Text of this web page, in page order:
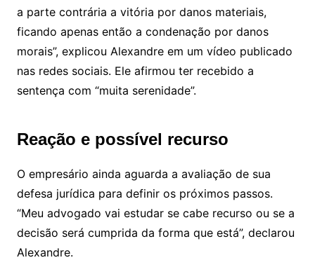
a parte contrária a vitória por danos materiais,
ficando apenas então a condenação por danos
morais”, explicou Alexandre em um vídeo publicado
nas redes sociais. Ele afirmou ter recebido a
sentença com “muita serenidade”.
Reação e possível recurso
O empresário ainda aguarda a avaliação de sua
defesa jurídica para definir os próximos passos.
“Meu advogado vai estudar se cabe recurso ou se a
decisão será cumprida da forma que está”, declarou
Alexandre.